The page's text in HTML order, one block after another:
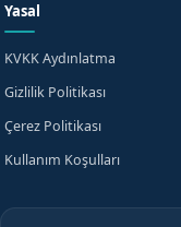
Yasal
KVKK Aydınlatma
Gizlilik Politikası
Çerez Politikası
Kullanım Koşulları